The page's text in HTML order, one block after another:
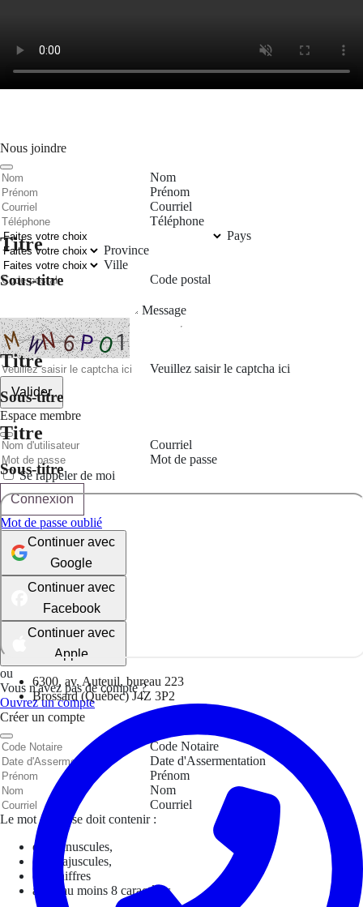
Titre
Sous-titre
Titre
Sous-titre
Titre
Sous-titre
6300, av. Auteuil, bureau 223
Brossard (Québec) J4Z 3P2
Nous joindre
Nom
Prénom
Courriel
Téléphone
Pays
Province
Ville
Code postal
Message
Veuillez saisir le captcha ici
Valider
Espace membre
Courriel
Mot de passe
Se rappeler de moi
Connexion
Mot de passe oublié
Continuer avec
Google
Continuer avec
Facebook
Continuer avec
Apple
ou
Vous n'avez pas de compte ?
Ouvrez un compte
Créer un compte
Code Notaire
Date d'Assermentation
Prénom
Nom
Courriel
Le mot de passe doit contenir :
des minuscules,
des majuscules,
des chiffres
avoir au moins 8 caractères